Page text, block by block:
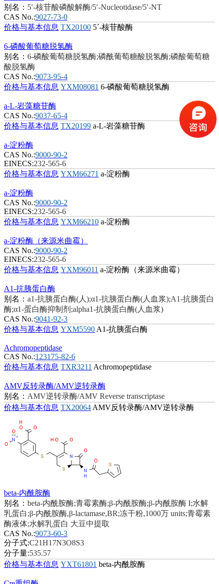
别名： 5′-核苷酸磷酸解酶/5′-Nucleotidase/5′-NT
CAS No.:9027-73-0
价格与基本信息 TX20100 5´-核苷酸酶
6-磷酸葡萄糖脱氢酶
别名： 6-磷酸葡萄糖脱氢酶;磷酰葡萄糖酸脱氢酶;磷酸葡萄糖
酸脱氢酶
CAS No.:9073-95-4
价格与基本信息 YXM08081 6-磷酸葡萄糖脱氢酶
a-L-岩藻糖苷酶
CAS No.:9037-65-4
价格与基本信息 TX20199 a-L-岩藻糖苷酶
a-淀粉酶
CAS No.:9000-90-2
EINECS:232-565-6
价格与基本信息 YXM66271 a-淀粉酶
a-淀粉酶
CAS No.:9000-90-2
EINECS:232-565-6
价格与基本信息 YXM66210 a-淀粉酶
a-淀粉酶（来源米曲霉）
CAS No.:9000-90-2
EINECS:232-565-6
价格与基本信息 YXM96011 a-淀粉酶（来源米曲霉）
A1-抗胰蛋白酶
别名： a1-抗胰蛋白酶(人);α1-抗胰蛋白酶(人血浆);A1-抗胰蛋白
酶;α1-蛋白酶抑制剂;alpha1-抗胰蛋白酶(人血浆)
CAS No.:9041-92-3
价格与基本信息 YXM5590 A1-抗胰蛋白酶
Achromopeptidase
CAS No.:123175-82-6
价格与基本信息 TXR3211 Achromopeptidase
AMV反转录酶/AMV逆转录酶
别名： AMV逆转录酶/AMV Reverse transcriptase
价格与基本信息 TX20064 AMV反转录酶/AMV逆转录酶
beta-内酰胺酶
别名： beta-内酰胺酶;青霉素酶;β-内酰胺酶;β-内酰胺酶 I;水解
乳蛋白;β-内酰胺酶,β-lactamase,BR;冻干粉,1000万 units;青霉素
酶液体;水解乳蛋白 大豆中提取
CAS No.:9073-60-3
分子式:C21H17N3O8S3
分子量:535.57
价格与基本信息 YXT61801 beta-内酰胺酶